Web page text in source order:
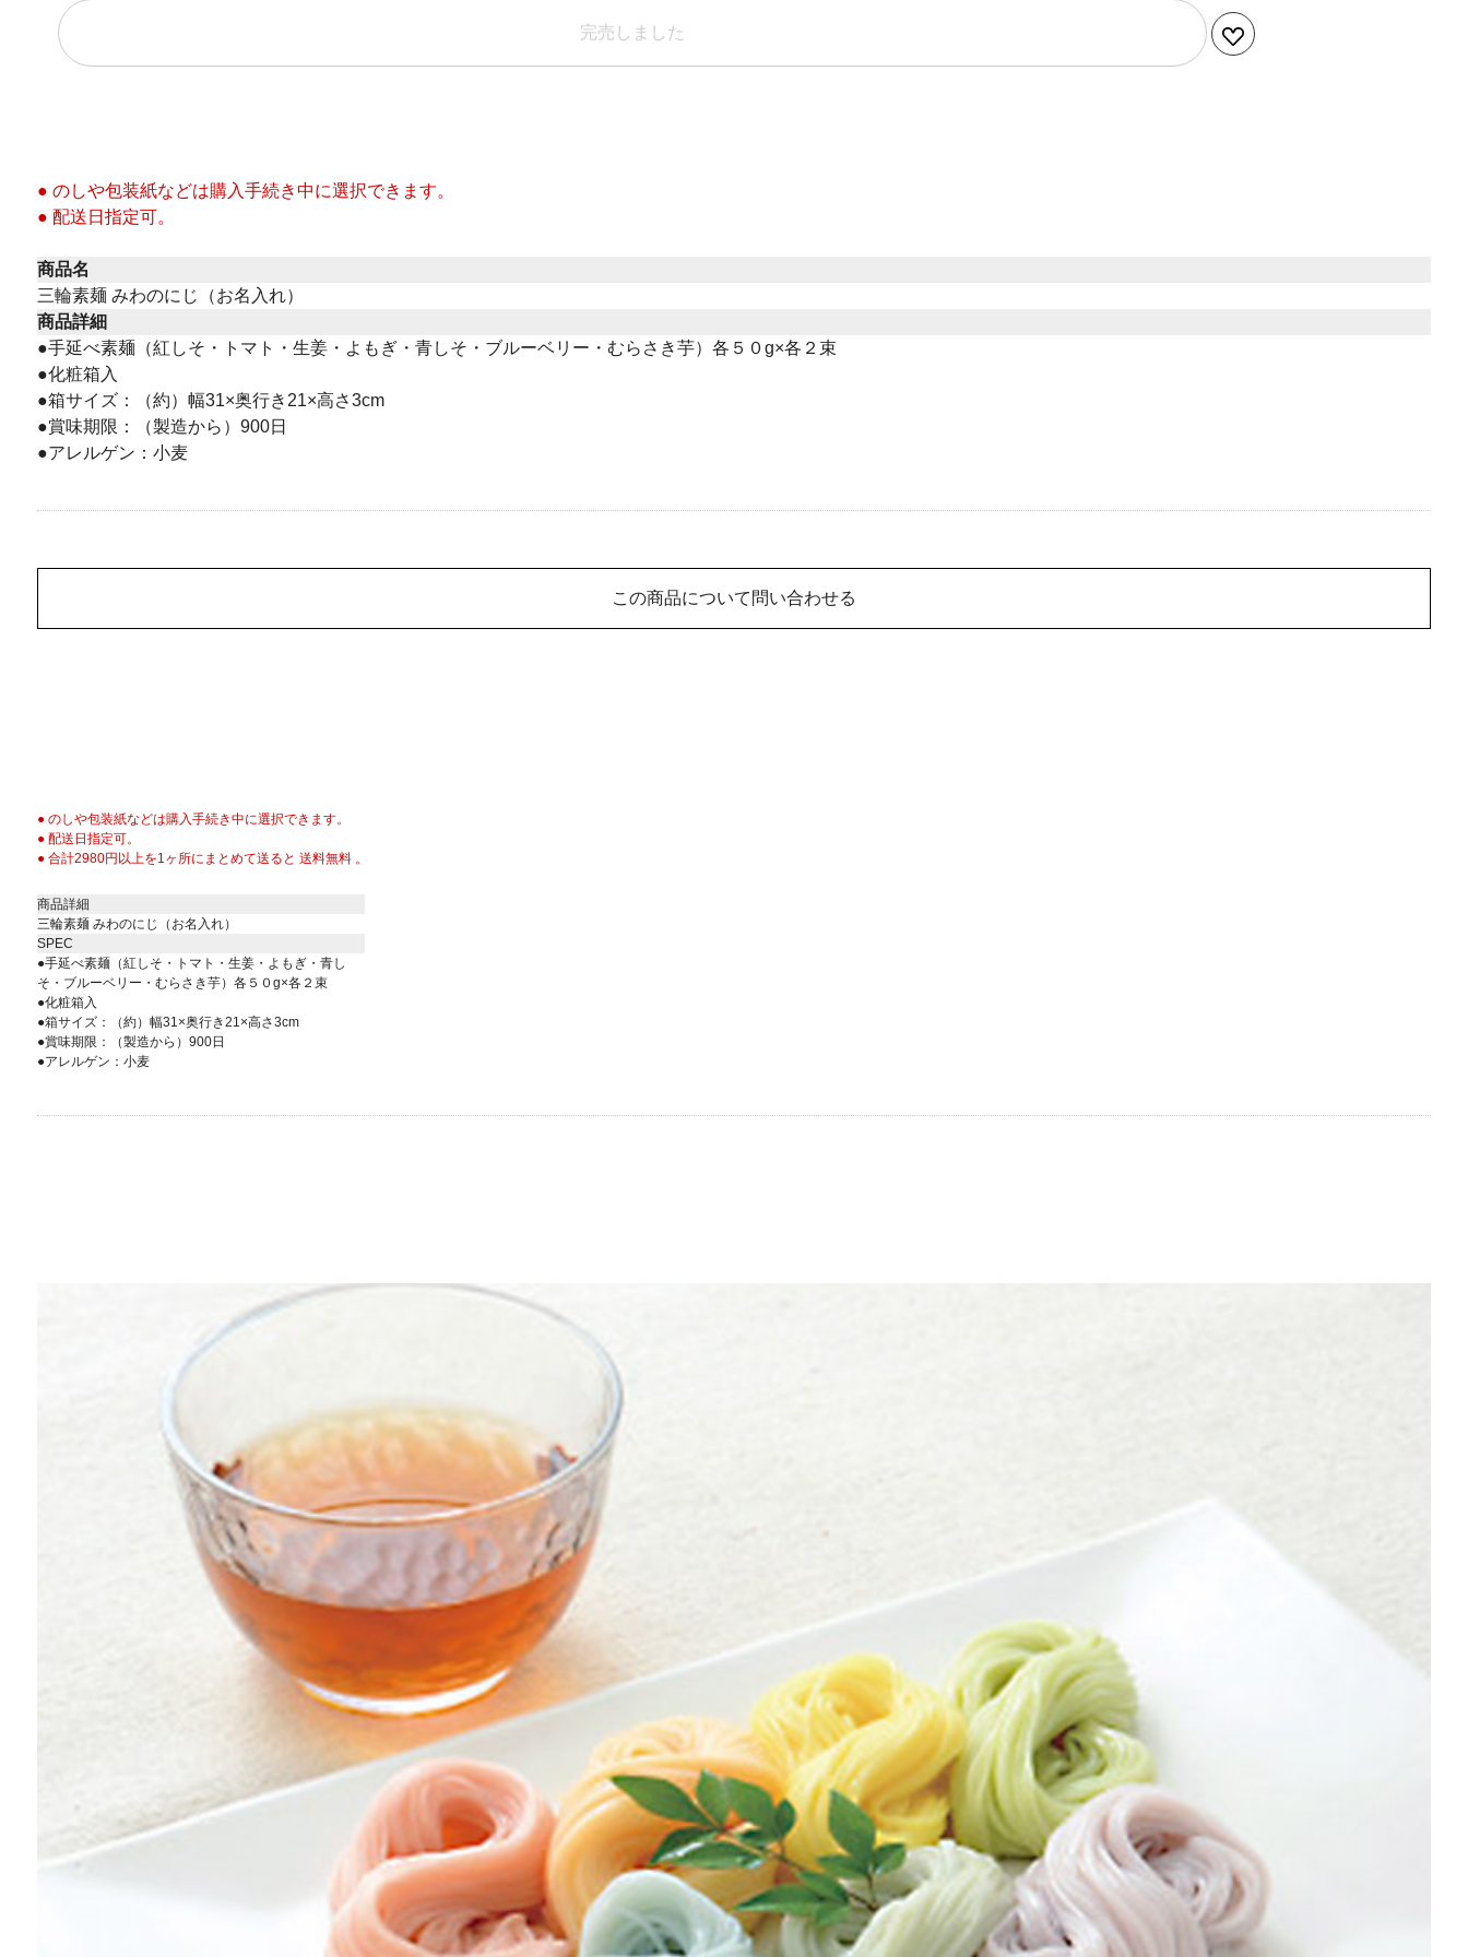
完売しました
この商品について問い合わせる
● のしや包装紙などは購入手続き中に選択できます。
● 配送日指定可。
● 合計2980円以上を1ヶ所にまとめて送ると 送料無料 。
商品詳細
三輪素麺 みわのにじ（お名入れ）
SPEC
●手延べ素麺（紅しそ・トマト・生姜・よもぎ・青し
そ・ブルーベリー・むらさき芋）各５０g×各２束
●化粧箱入
●箱サイズ：（約）幅31×奥行き21×高さ3cm
●賞味期限：（製造から）900日
●アレルゲン：小麦
● のしや包装紙などは購入手続き中に選択できます。
● 配送日指定可。
商品名
三輪素麺 みわのにじ（お名入れ）
商品詳細
●手延べ素麺（紅しそ・トマト・生姜・よもぎ・青しそ・ブルーベリー・むらさき芋）各５０g×各２束
●化粧箱入
●箱サイズ：（約）幅31×奥行き21×高さ3cm
●賞味期限：（製造から）900日
●アレルゲン：小麦